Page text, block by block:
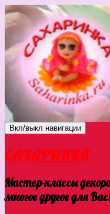
Вкл/выкл навигации
САХАРИНКА
Мастер-классы
многое другое для Вас!